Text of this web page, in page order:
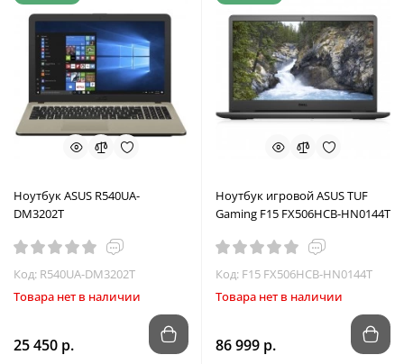
Ноутбук ASUS R540UA-
DM3202T
Код: R540UA-DM3202T
Товара нет в наличии
25 450 р.
Ноутбук игровой ASUS TUF
Gaming F15 FX506HCB-HN0144T
Код: F15 FX506HCB-HN0144T
Товара нет в наличии
86 999 р.